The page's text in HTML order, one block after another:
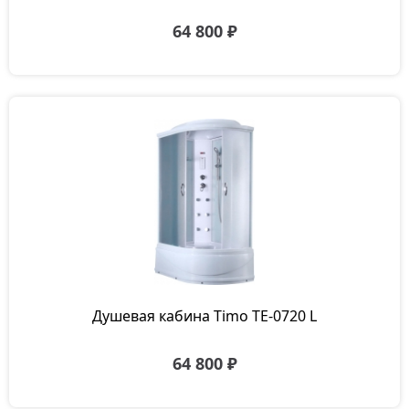
64 800 ₽
Душевая кабина Timo TE-0720 L
64 800 ₽